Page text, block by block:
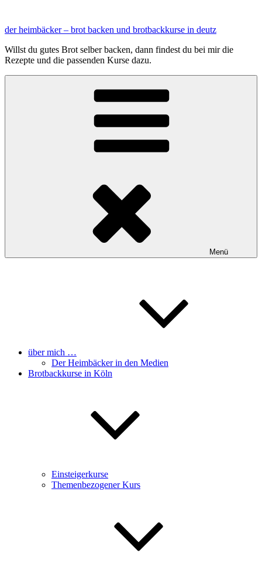
springen
der heimbäcker – brot backen und brotbackkurse in deutz
Willst du gutes Brot selber backen, dann findest du bei mir die
Rezepte und die passenden Kurse dazu.
Menü
über mich …
Der Heimbäcker in den Medien
Brotbackkurse in Köln
Einsteigerkurse
Themenbezogener Kurs